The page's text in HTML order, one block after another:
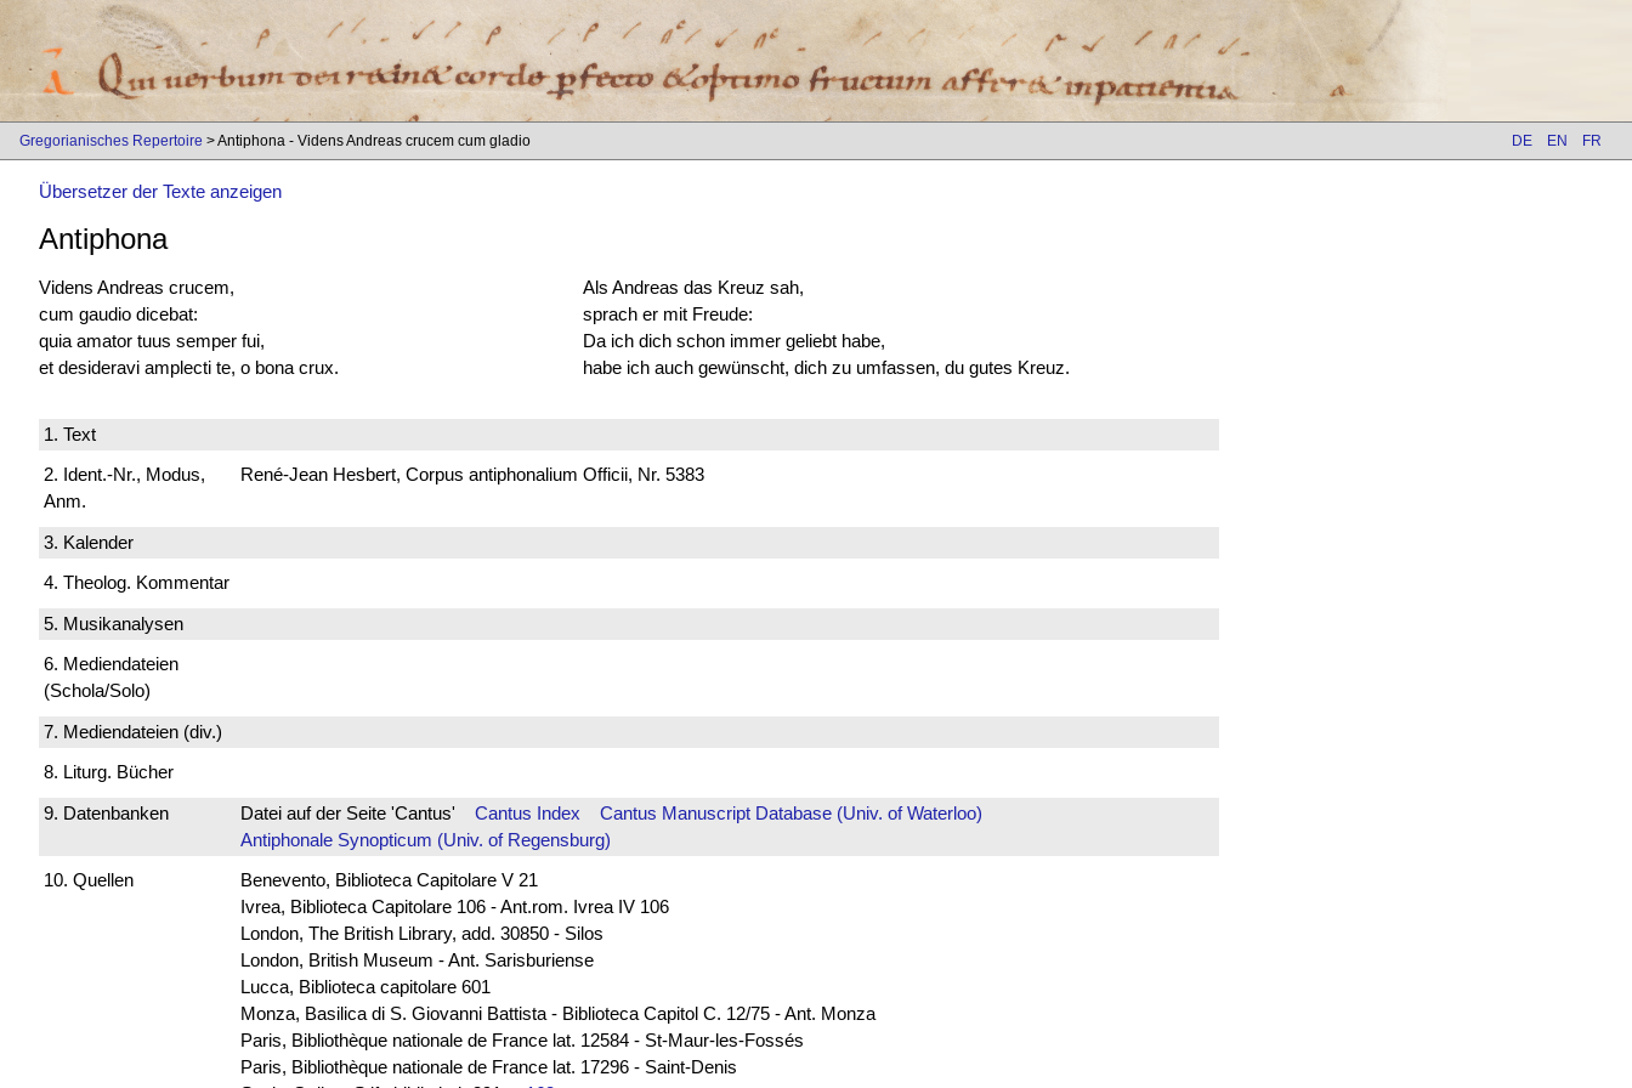
Gregorianisches Repertoire > Antiphona - Videns Andreas crucem cum gladio DE EN FR
Übersetzer der Texte anzeigen
Antiphona
Videns Andreas crucem,
cum gaudio dicebat:
quia amator tuus semper fui,
et desideravi amplecti te, o bona crux.
Als Andreas das Kreuz sah,
sprach er mit Freude:
Da ich dich schon immer geliebt habe,
habe ich auch gewünscht, dich zu umfassen, du gutes Kreuz.
1. Text
2. Ident.-Nr., Modus,
Anm.
René-Jean Hesbert, Corpus antiphonalium Officii, Nr. 5383
3. Kalender
4. Theolog. Kommentar
5. Musikanalysen
6. Mediendateien
(Schola/Solo)
7. Mediendateien (div.)
8. Liturg. Bücher
9. Datenbanken
Datei auf der Seite 'Cantus' Cantus Index
Cantus Manuscript Database (Univ. of Waterloo)
Antiphonale Synopticum (Univ. of Regensburg)
10. Quellen
Benevento, Biblioteca Capitolare V 21
Ivrea, Biblioteca Capitolare 106 - Ant.rom. Ivrea IV 106
London, The British Library, add. 30850 - Silos
London, British Museum - Ant. Sarisburiense
Lucca, Biblioteca capitolare 601
Monza, Basilica di S. Giovanni Battista - Biblioteca Capitol C. 12/75 - Ant. Monza
Paris, Bibliothèque nationale de France lat. 12584 - St-Maur-les-Fossés
Paris, Bibliothèque nationale de France lat. 17296 - Saint-Denis